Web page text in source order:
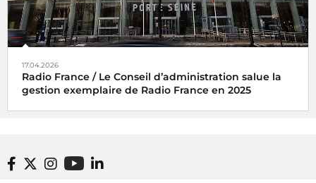
17.04.2026
Radio France / Le Conseil d’administration salue la
gestion exemplaire de Radio France en 2025